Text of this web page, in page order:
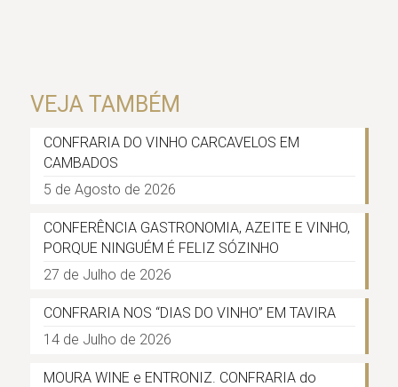
VEJA TAMBÉM
CONFRARIA DO VINHO CARCAVELOS EM
CAMBADOS
5 de Agosto de 2026
CONFERÊNCIA GASTRONOMIA, AZEITE E VINHO,
PORQUE NINGUÉM É FELIZ SÓZINHO
27 de Julho de 2026
CONFRARIA NOS “DIAS DO VINHO” EM TAVIRA
14 de Julho de 2026
MOURA WINE e ENTRONIZ. CONFRARIA do